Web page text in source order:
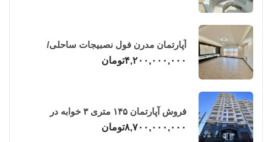
آپارتمان مدرن فول نصبیجات ساحلی/
فریدونکنار
۴,۲۰۰,۰۰۰,۰۰۰تومان
فروش آپارتمان ۱۴۵ متری ۳ خوابه در
فریدونکنار
۸,۷۰۰,۰۰۰,۰۰۰تومان